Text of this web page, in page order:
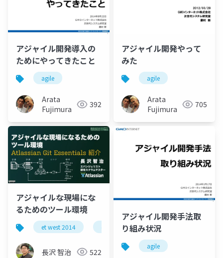
アジャイル開発導入の
ためにやってきたこと
agile
Arata
Fujimura
392
アジャイル開発やって
みた
agile
Arata
Fujimura
705
アジャイルな現場にな
るためのツール環境
et west 2014 atlassian
長沢 智治 522
アジャイル開発手法取
り組み状況
agile